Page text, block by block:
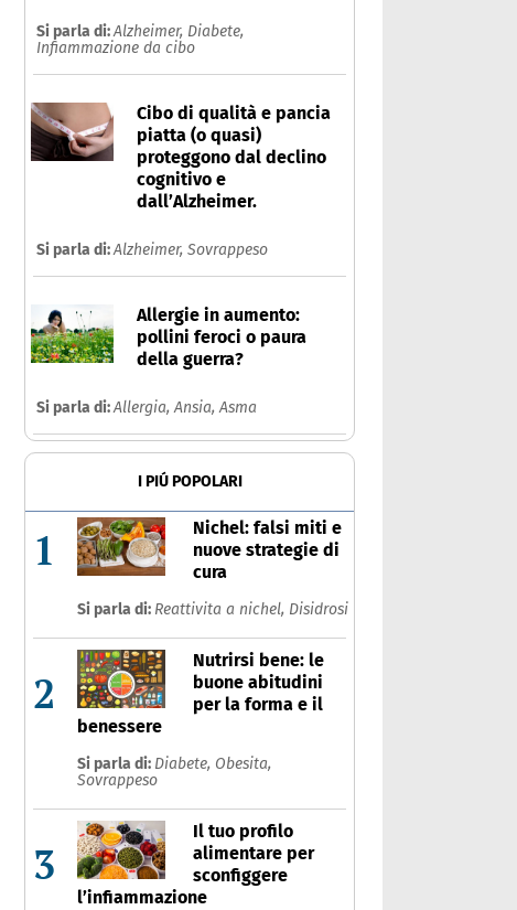
Si parla di:Alzheimer, Diabete,
Infiammazione da cibo
Cibo di qualità e pancia
piatta (o quasi)
proteggono dal declino
cognitivo e
dall’Alzheimer.
Si parla di:Alzheimer, Sovrappeso
Allergie in aumento:
pollini feroci o paura
della guerra?
Si parla di:Allergia,Ansia,Asma
I PIÚ POPOLARI
1
Nichel: falsi miti e
nuove strategie di
cura
Si parla di: Reattivita a nichel, Disidrosi
2
Nutrirsi bene: le
buone abitudini
per la forma e il
benessere
Si parla di: Diabete, Obesita,
Sovrappeso
3
Il tuo profilo
alimentare per
sconfiggere
l’infiammazione